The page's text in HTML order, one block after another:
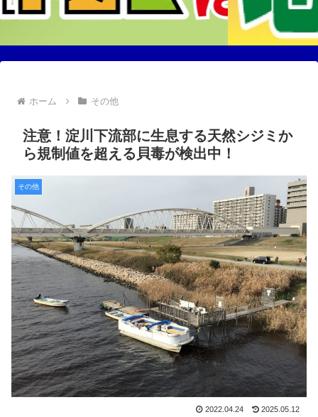
ホーム その他
注意！淀川下流部に生息する天然シジミか
ら規制値を超える貝毒が検出中！
その他
2022.04.24 2025.05.12